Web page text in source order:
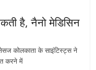
है, नैनो मेडिसिन
कोलकाता के साइंटिस्ट्स ने
करने में